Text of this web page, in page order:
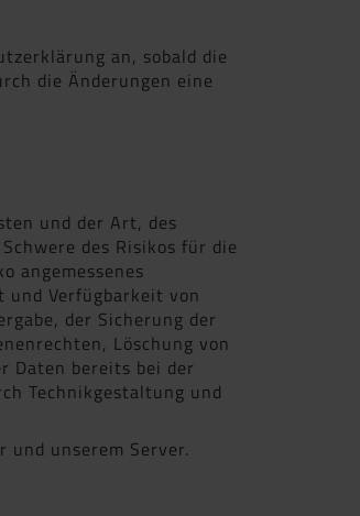
an, sobald die
die Änderungen eine
und der Art, des
des Risikos für die
angemessenes
und Verfügbarkeit von
der Sicherung der
Löschung von
Daten bereits bei der
Technikgestaltung und
und unserem Server.